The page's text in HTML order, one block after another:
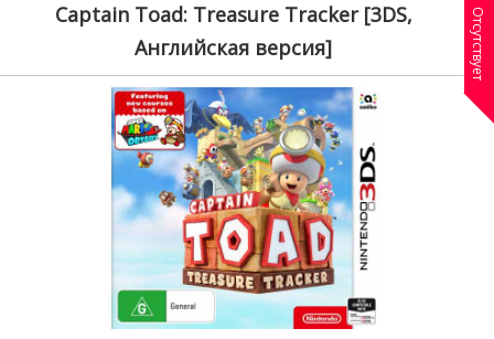
Captain Toad: Treasure Tracker [3DS,
Английская версия]
Отсутствует